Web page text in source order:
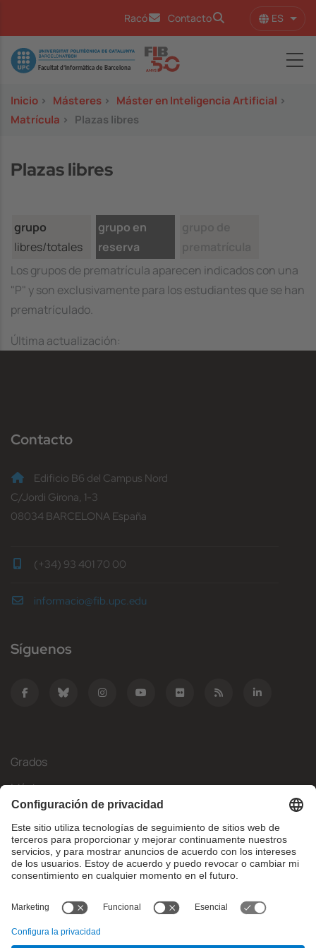
Racó Contacto ES
Image
Inicio > Másteres > Máster en Inteligencia Artificial >
Matrícula > Plazas libres
Plazas libres
grupo
libres/totales
grupo en
reserva
Los grupos de prematrícula aparecen indicados con una
"P" y son exclusivamente para los estudiantes que se han
prematrículado.
Última actualización:
Contacto
Edificio B6 del Campus Nord
C/Jordi Girona, 1-3
08034 BARCELONA España
(+34) 93 401 70 00
informacio@fib.upc.edu
Síguenos
Grados
Másteres
Movilidad Internacional
Investigación
Empresa
¿Qué necesitas?